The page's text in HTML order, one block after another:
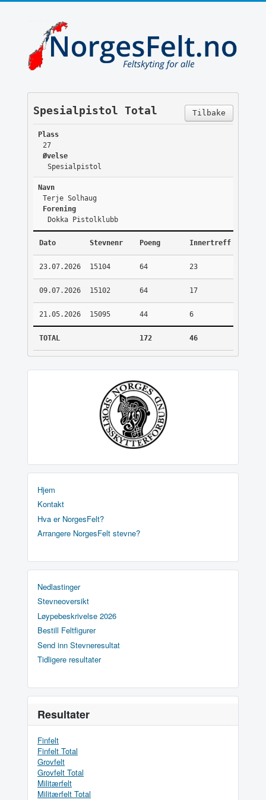
Tilbake
Spesialpistol Total
Plass
27
Øvelse
Spesialpistol
Navn
Terje Solhaug
Forening
Dokka Pistolklubb
Dato Stevnenr Poeng Innertreff
23.07.2026 15104 64 23
09.07.2026 15102 64 17
21.05.2026 15095 44 6
TOTAL 172 46
Hjem
Kontakt
Hva er NorgesFelt?
Arrangere NorgesFelt stevne?
Nedlastinger
Stevneoversikt
Løypebeskrivelse 2026
Bestill Feltfigurer
Send inn Stevneresultat
Tidligere resultater
Resultater
Finfelt
Finfelt Total
Grovfelt
Grovfelt Total
Militærfelt
Militærfelt Total